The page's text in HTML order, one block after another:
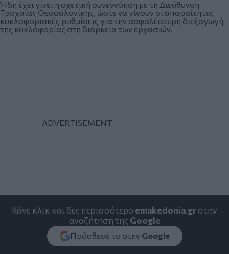
Ήδη έχει γίνει η σχετική συνεννόηση με τη Διεύθυνση
Τροχαίας Θεσσαλονίκης, ώστε να γίνουν οι απαραίτητες
κυκλοφοριακές ρυθμίσεις για την ασφαλέστερη διεξαγωγή
της κυκλοφορίας στη διάρκεια των εργασιών.
Κάνε κλικ και δες περισσότερο emakedonia.grστην
αναζήτηση της Google
Πρόσθεσέ το στην Google